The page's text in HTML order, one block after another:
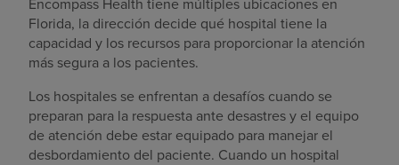
Florida, la dirección decide qué hospital tiene la
capacidad y los recursos para proporcionar la atención
más segura a los pacientes.
Los hospitales se enfrentan a desafíos cuando se
preparan para la respuesta ante desastres y el equipo
de atención debe estar equipado para manejar el
desbordamiento del paciente. Cuando un hospital